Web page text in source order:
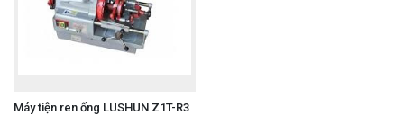
Máy tiện ren ống LUSHUN Z1T-R3